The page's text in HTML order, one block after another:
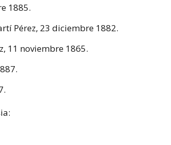
1885.
Pérez, 23 diciembre 1882.
11 noviembre 1865.